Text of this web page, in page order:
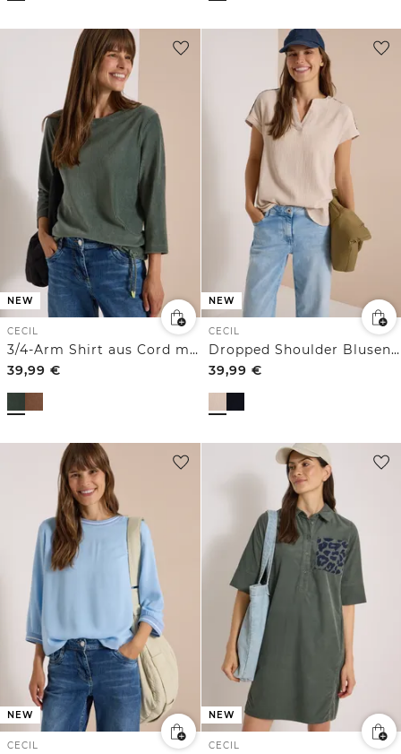
NEW
CECIL
3/4-Arm Shirt aus Cord mit Tunnelzug
39,99 €
NEW
CECIL
Dropped Shoulder Blusenshirt mit Struktur
39,99 €
NEW
CECIL
NEW
CECIL